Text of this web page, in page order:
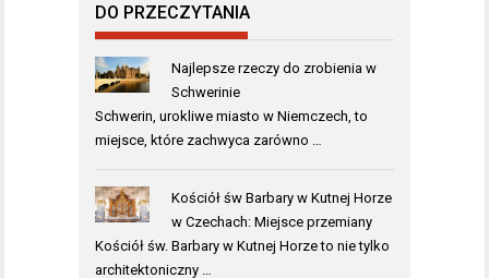
DO PRZECZYTANIA
Najlepsze rzeczy do zrobienia w
Schwerinie
Schwerin, urokliwe miasto w Niemczech, to
miejsce, które zachwyca zarówno …
Kościół św Barbary w Kutnej Horze
w Czechach: Miejsce przemiany
Kościół św. Barbary w Kutnej Horze to nie tylko
architektoniczny …